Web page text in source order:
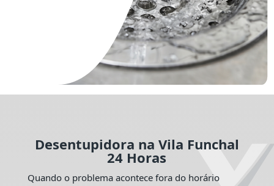
Desentupidora na Vila Funchal
24 Horas
Quando o problema acontece fora do horário